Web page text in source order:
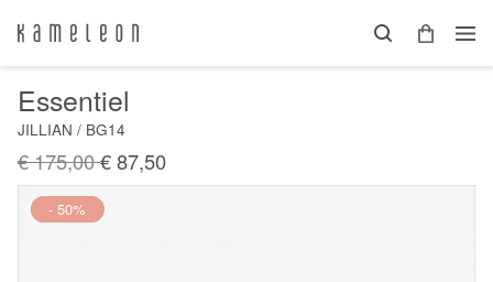
Essentiel
JILLIAN / BG14
€ 175,00€ 87,50
Nieuw
- 50%